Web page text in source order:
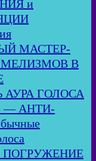
и
МАСТЕР-
В
ГОЛОСА
— АНТИ-
ПОГРУЖЕНИЕ